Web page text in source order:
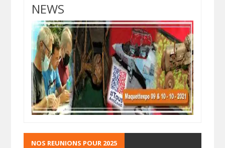
NEWS
NOS REUNIONS POUR 2025